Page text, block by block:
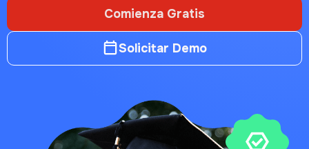
Comienza Gratis
Solicitar Demo